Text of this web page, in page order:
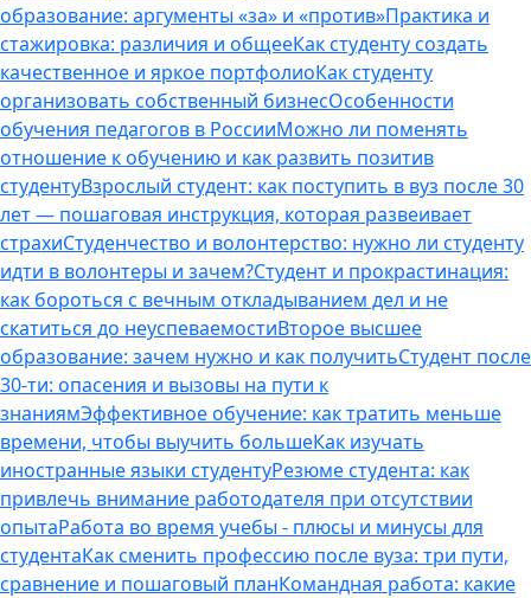
образование: аргументы «за» и «против»Практика и
стажировка: различия и общееКак студенту создать
качественное и яркое портфолиоКак студенту
организовать собственный бизнесОсобенности
обучения педагогов в РоссииМожно ли поменять
отношение к обучению и как развить позитив
студентуВзрослый студент: как поступить в вуз после 30
лет — пошаговая инструкция, которая развеивает
страхиСтуденчество и волонтерство: нужно ли cтуденту
идти в волонтеры и зачем?Студент и прокрастинация:
как бороться с вечным откладыванием дел и не
скатиться до неуспеваемостиВторое высшее
образование: зачем нужно и как получитьСтудент после
30-ти: опасения и вызовы на пути к
знаниямЭффективное обучение: как тратить меньше
времени, чтобы выучить большеКак изучать
иностранные языки студентуРезюме студента: как
привлечь внимание работодателя при отсутствии
опытаРабота во время учебы - плюсы и минусы для
студентаКак сменить профессию после вуза: три пути,
сравнение и пошаговый планКомандная работа: какие